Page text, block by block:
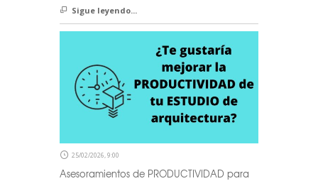
Sigue leyendo...
25/02/2026, 9:00
Asesoramientos de PRODUCTIVIDAD para